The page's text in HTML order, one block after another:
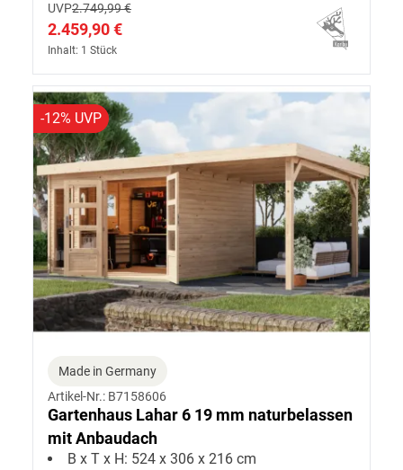
UVP2.749,99 €
2.459,90 €
Inhalt: 1 Stück
-12% UVP
Made in Germany
Artikel-Nr.: B7158606
Gartenhaus Lahar 6 19 mm naturbelassen
mit Anbaudach
B x T x H: 524 x 306 x 216 cm